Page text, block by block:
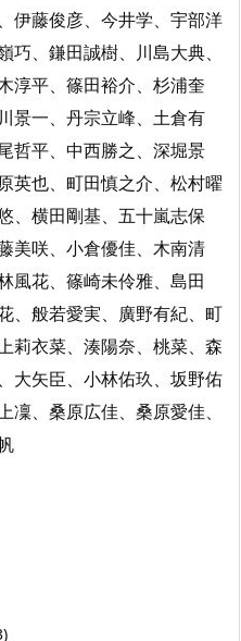
伊藤俊彦、今井学、宇部洋
巧、鎌田誠樹、川島大典、
淳平、篠田裕介、杉浦奎
景一、丹宗立峰、土倉有
哲平、中西勝之、深堀景
英也、町田慎之介、松村曜
、横田剛基、五十嵐志保
美咲、小倉優佳、木南清
風花、篠崎未伶雅、島田
、般若愛実、廣野有紀、町
莉衣菜、湊陽奈、桃菜、森
大矢臣、小林佑玖、坂野佑
凜、桑原広佳、桑原愛佳、